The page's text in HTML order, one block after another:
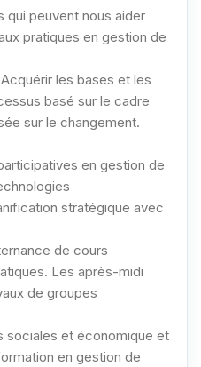
qui peuvent nous aider
pratiques en gestion de
les bases et les
basé sur le cadre
sur le changement.
en gestion de
stratégique avec
de cours
Les après-midi
de groupes
sociales et économique et
en gestion de